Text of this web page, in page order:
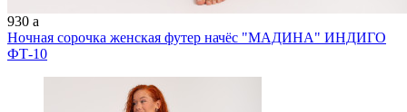
930 a
Ночная сорочка женская футер начёс "МАДИНА" ИНДИГО
ФТ-10